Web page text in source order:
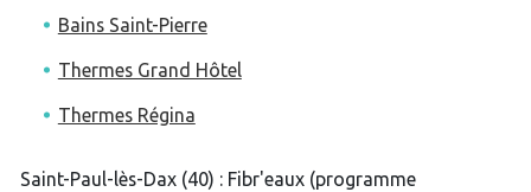
Bains Saint-Pierre
Thermes Grand Hôtel
Thermes Régina
Saint-Paul-lès-Dax (40) : Fibr'eaux (programme